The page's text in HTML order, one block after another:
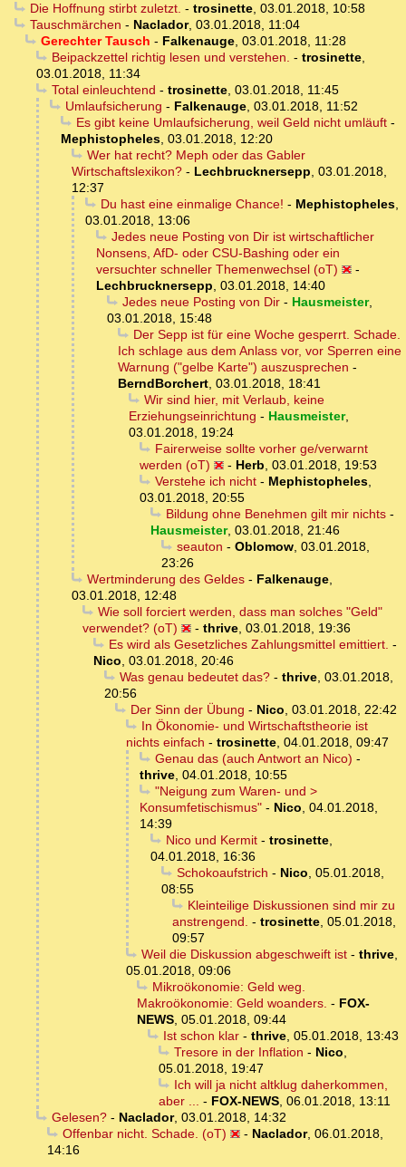
Die Hoffnung stirbt zuletzt. - trosinette, 03.01.2018, 10:58
Tauschmärchen - Naclador, 03.01.2018, 11:04
Gerechter Tausch - Falkenauge, 03.01.2018, 11:28
Beipackzettel richtig lesen und verstehen. - trosinette,
03.01.2018, 11:34
Total einleuchtend - trosinette, 03.01.2018, 11:45
Umlaufsicherung - Falkenauge, 03.01.2018, 11:52
Es gibt keine Umlaufsicherung, weil Geld nicht umläuft-
Mephistopheles, 03.01.2018, 12:20
Wer hat recht? Meph oder das Gabler
Wirtschaftslexikon? - Lechbrucknersepp, 03.01.2018,
12:37
Du hast eine einmalige Chance! - Mephistopheles,
03.01.2018, 13:06
Jedes neue Posting von Dir ist wirtschaftlicher
Nonsens, AfD- oder CSU-Bashing oder ein
versuchter schneller Themenwechsel (oT)
-
Lechbrucknersepp, 03.01.2018, 14:40
Jedes neue Posting von Dir- Hausmeister,
03.01.2018, 15:48
Der Sepp ist für eine Woche gesperrt. Schade.
Ich schlage aus dem Anlass vor, vor Sperren eine
Warnung ("gelbe Karte") auszusprechen -
BerndBorchert, 03.01.2018, 18:41
Wir sind hier, mit Verlaub, keine
Erziehungseinrichtung - Hausmeister,
03.01.2018, 19:24
Fairerweise sollte vorher ge/verwarnt
werden (oT)
- Herb, 03.01.2018, 19:53
Verstehe ich nicht- Mephistopheles,
03.01.2018, 20:55
Bildung ohne Benehmen gilt mir nichts-
Hausmeister, 03.01.2018, 21:46
seauton - Oblomow, 03.01.2018,
23:26
Wertminderung des Geldes- Falkenauge,
03.01.2018, 12:48
Wie soll forciert werden, dass man solches "Geld"
verwendet? (oT)
- thrive, 03.01.2018, 19:36
Es wird als Gesetzliches Zahlungsmittel emittiert. -
Nico, 03.01.2018, 20:46
Was genau bedeutet das?- thrive, 03.01.2018,
20:56
Der Sinn der Übung - Nico, 03.01.2018, 22:42
In Ökonomie- und Wirtschaftstheorie ist
nichts einfach - trosinette, 04.01.2018, 09:47
Genau das (auch Antwort an Nico) -
thrive, 04.01.2018, 10:55
"Neigung zum Waren- und >
Konsumfetischismus" - Nico, 04.01.2018,
14:39
Nico und Kermit- trosinette,
04.01.2018, 16:36
Schokoaufstrich - Nico, 05.01.2018,
08:55
Kleinteilige Diskussionen sind mir zu
anstrengend. - trosinette, 05.01.2018,
09:57
Weil die Diskussion abgeschweift ist- thrive,
05.01.2018, 09:06
Mikroökonomie: Geld weg.
Makroökonomie: Geld woanders. - FOX-
NEWS, 05.01.2018, 09:44
Ist schon klar- thrive, 05.01.2018, 13:43
Tresore in der Inflation - Nico,
05.01.2018, 19:47
Ich will ja nicht altklug daherkommen,
aber ... - FOX-NEWS, 06.01.2018, 13:11
Gelesen?- Naclador, 03.01.2018, 14:32
Offenbar nicht. Schade. (oT)
- Naclador, 06.01.2018,
14:16